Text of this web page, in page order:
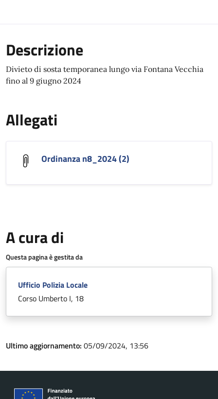
Descrizione
Divieto di sosta temporanea lungo via Fontana Vecchia
fino al 9 giugno 2024
Allegati
Ordinanza n8_2024 (2)
A cura di
Questa pagina è gestita da
Ufficio Polizia Locale
Corso Umberto I, 18
Ultimo aggiornamento: 05/09/2024, 13:56